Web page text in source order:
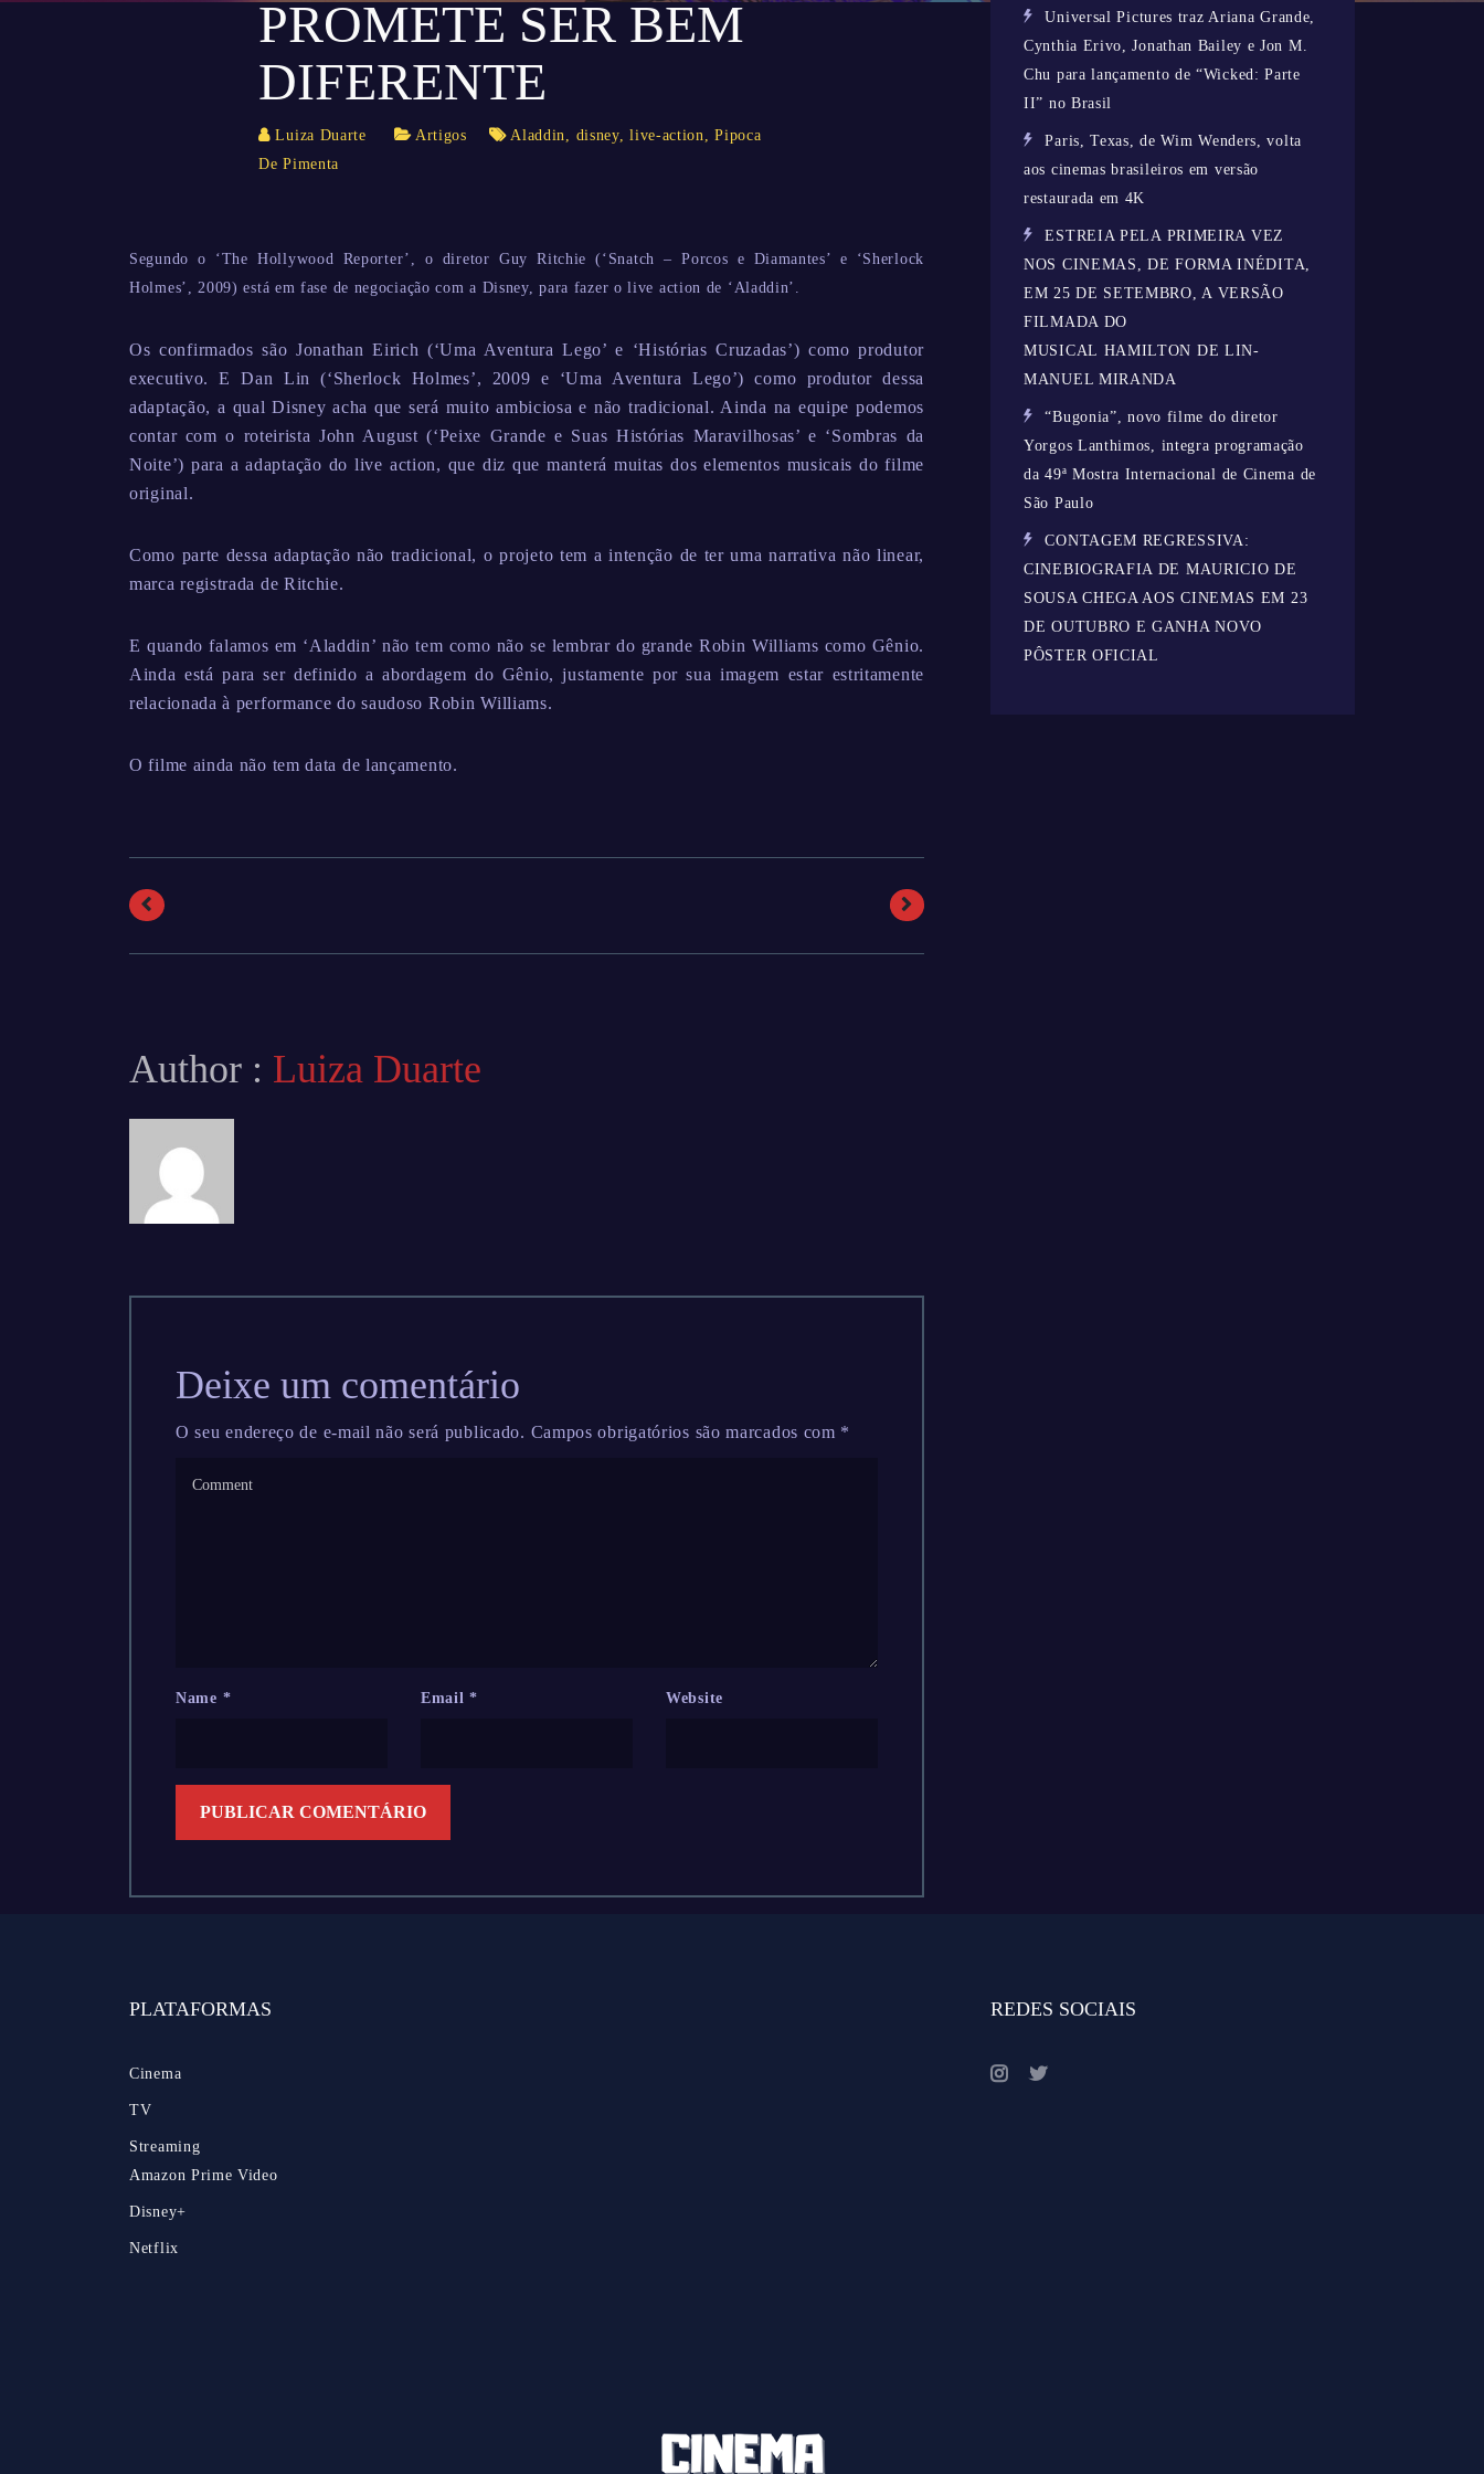
PROMETE SER BEM
DIFERENTE
Luiza Duarte Artigos Aladdin, disney,live-action,Pipoca
De Pimenta
Segundo o ‘The Hollywood Reporter’, o diretor Guy Ritchie (‘Snatch – Porcos e Diamantes’ e ‘Sherlock
Holmes’, 2009) está em fase de negociação com a Disney, para fazer o live action de ‘Aladdin’.
Os confirmados são Jonathan Eirich (‘Uma Aventura Lego’ e ‘Histórias Cruzadas’) como produtor
executivo. E Dan Lin (‘Sherlock Holmes’, 2009 e ‘Uma Aventura Lego’) como produtor dessa
adaptação, a qual Disney acha que será muito ambiciosa e não tradicional. Ainda na equipe podemos
contar com o roteirista John August (‘Peixe Grande e Suas Histórias Maravilhosas’ e ‘Sombras da
Noite’) para a adaptação do live action, que diz que manterá muitas dos elementos musicais do filme
original.
Como parte dessa adaptação não tradicional, o projeto tem a intenção de ter uma narrativa não linear,
marca registrada de Ritchie.
E quando falamos em ‘Aladdin’ não tem como não se lembrar do grande Robin Williams como Gênio.
Ainda está para ser definido a abordagem do Gênio, justamente por sua imagem estar estritamente
relacionada à performance do saudoso Robin Williams.
O filme ainda não tem data de lançamento.
Author : Luiza Duarte
Deixe um comentário
O seu endereço de e-mail não será publicado. Campos obrigatórios são marcados com *
Name * Email* Website
Universal Pictures traz Ariana Grande,
Cynthia Erivo, Jonathan Bailey e Jon M.
Chu para lançamento de “Wicked: Parte
II” no Brasil
Paris, Texas, de Wim Wenders, volta
aos cinemas brasileiros em versão
restaurada em 4K
ESTREIA PELA PRIMEIRA VEZ
NOS CINEMAS, DE FORMA INÉDITA,
EM 25 DE SETEMBRO, A VERSÃO
FILMADA DO
MUSICAL HAMILTON DE LIN-
MANUEL MIRANDA
“Bugonia”, novo filme do diretor
Yorgos Lanthimos, integra programação
da 49ª Mostra Internacional de Cinema de
São Paulo
CONTAGEM REGRESSIVA:
CINEBIOGRAFIA DE MAURICIO DE
SOUSA CHEGA AOS CINEMAS EM 23
DE OUTUBRO E GANHA NOVO
PÔSTER OFICIAL
PLATAFORMAS
Cinema
TV
Streaming
Amazon Prime Video
Disney+
Netflix
REDES SOCIAIS